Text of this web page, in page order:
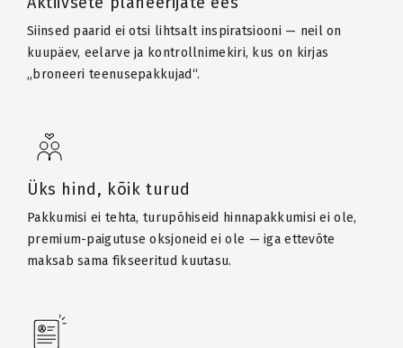
Siinsed paarid ei otsi lihtsalt inspiratsiooni — neil on
kuupäev, eelarve ja kontrollnimekiri, kus on kirjas
„broneeri teenusepakkujad“.
Üks hind, kõik turud
Pakkumisi ei tehta, turupõhiseid hinnapakkumisi ei ole,
premium-paigutuse oksjoneid ei ole — iga ettevõte
maksab sama fikseeritud kuutasu.